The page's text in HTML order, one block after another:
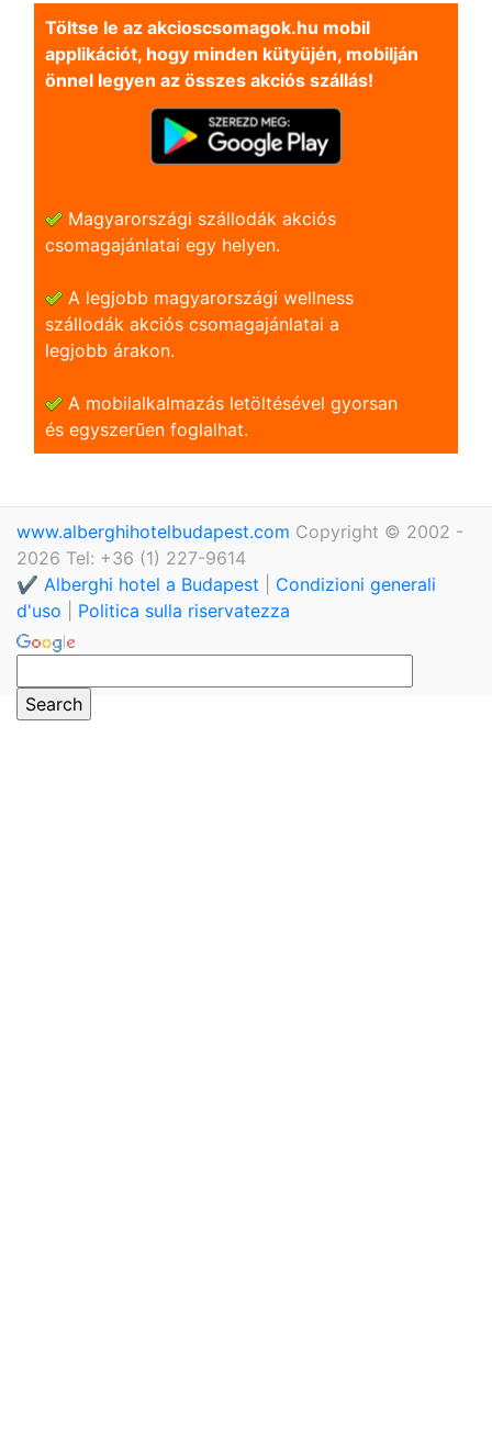
Töltse le az akcioscsomagok.hu mobil
applikációt, hogy minden kütyüjén, mobilján
önnel legyen az összes akciós szállás!
Magyarországi szállodák akciós
csomagajánlatai egy helyen.
A legjobb magyarországi wellness
szállodák akciós csomagajánlatai a
legjobb árakon.
A mobilalkalmazás letöltésével gyorsan
és egyszerũen foglalhat.
www.alberghihotelbudapest.com Copyright © 2002 -
2026 Tel: +36 (1) 227-9614
✔️ Alberghi hotel a Budapest
Condizioni generali
d'uso
Politica sulla riservatezza